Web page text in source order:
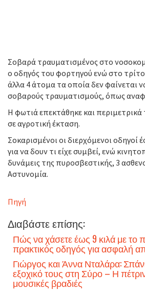
Σοβαρά τραυματισμένος στο
ο οδηγός του φορτηγού ενώ στο
άλλα 4 άτομα τα οποία δεν φαίνεται
σοβαρούς τραυματισμούς, όπως
Η φωτιά επεκτάθηκε και περιμετρικά
σε αγροτική έκταση.
Σοκαρισμένοι οι διερχόμενοι οδηγοί
για να δουν τι είχε συμβεί, ενώ
δυνάμεις της πυροσβεστικής, 3
Αστυνομία.
Πηγή
Διαβάστε επίσης:
Πώς να χάσετε έως 9 κιλά με το
πρακτικός οδηγός για ασφαλή
Γιώργος και Άννα Νταλάρα:
εξοχικό τους στη Σύρο – Η
μουσικές βραδιές